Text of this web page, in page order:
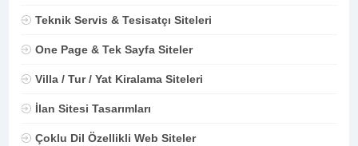
Teknik Servis & Tesisatçı Siteleri
One Page & Tek Sayfa Siteler
Villa / Tur / Yat Kiralama Siteleri
İlan Sitesi Tasarımları
Çoklu Dil Özellikli Web Siteler